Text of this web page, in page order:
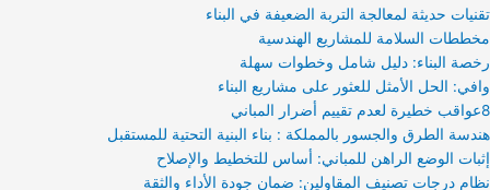
تقنيات حديثة لمعالجة التربة الضعيفة في البناء
مخططات السلامة للمشاريع الهندسية
رخصة البناء: دليل شامل وخطوات سهلة
وافي: الحل الأمثل للعثور على مشاريع البناء
8عواقب خطيرة لعدم تقييم أضرار المباني
هندسة الطرق والجسور بالمملكة : بناء البنية التحتية للمستقبل
إثبات الوضع الراهن للمباني: أساس للتخطيط والإصلاح
نظام درجات تصنيف المقاولين: ضمان جودة الأداء والثقة